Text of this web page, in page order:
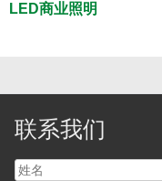
LED商业照明
联系我们